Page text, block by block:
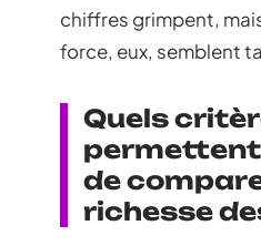
chiffres grimpent,
force, eux, semblent
Quels
de
richesse